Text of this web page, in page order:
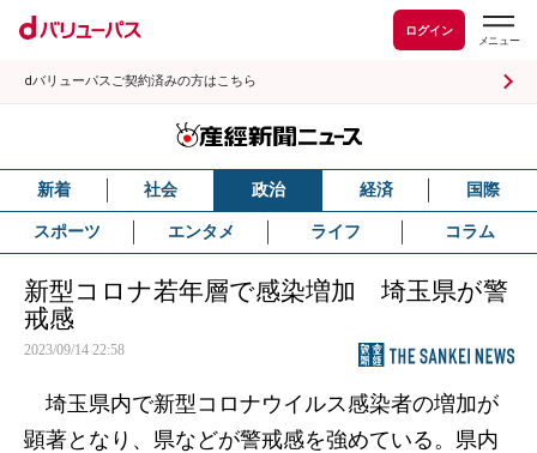
ログイン
dバリューパスご契約済みの方はこちら
新着 社会 政治 経済 国際
スポーツ エンタメ ライフ コラム
新型コロナ若年層で感染増加 埼玉県が警
戒感
2023/09/14 22:58
埼玉県内で新型コロナウイルス感染者の増加が
顕著となり、県などが警戒感を強めている。県内